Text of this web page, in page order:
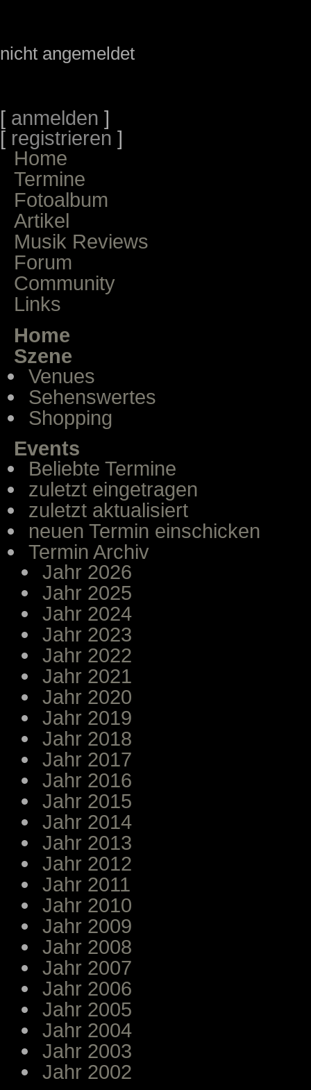
nicht angemeldet
[ anmelden ]
[ registrieren ]
Home
Termine
Fotoalbum
Artikel
Musik Reviews
Forum
Community
Links
Home
Szene
Venues
Sehenswertes
Shopping
Events
Beliebte Termine
zuletzt eingetragen
zuletzt aktualisiert
neuen Termin einschicken
Termin Archiv
Jahr 2026
Jahr 2025
Jahr 2024
Jahr 2023
Jahr 2022
Jahr 2021
Jahr 2020
Jahr 2019
Jahr 2018
Jahr 2017
Jahr 2016
Jahr 2015
Jahr 2014
Jahr 2013
Jahr 2012
Jahr 2011
Jahr 2010
Jahr 2009
Jahr 2008
Jahr 2007
Jahr 2006
Jahr 2005
Jahr 2004
Jahr 2003
Jahr 2002